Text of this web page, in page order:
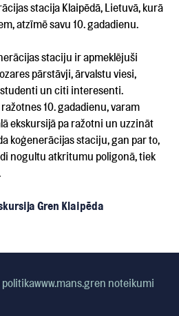
stacija Klaipēdā, Lietuvā, kurā
atzīmē savu 10. gadadienu.
staciju ir apmeklējuši
pārstāvji, ārvalstu viesi,
un citi interesenti.
10. gadadienu, varam
ekskursijā pa ražotni un uzzināt
koģenerācijas staciju, gan par to,
nogultu atkritumu poligonā, tiek
Gren Klaipēda
politikawww.mans.gren noteikumi